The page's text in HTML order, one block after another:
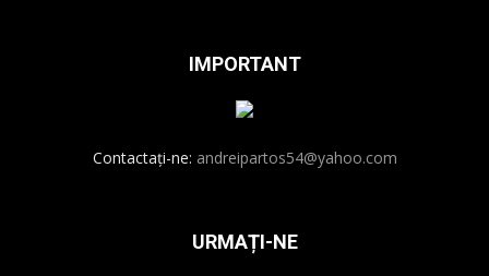
IMPORTANT
Contactați-ne: andreipartos54@yahoo.com
URMAȚI-NE